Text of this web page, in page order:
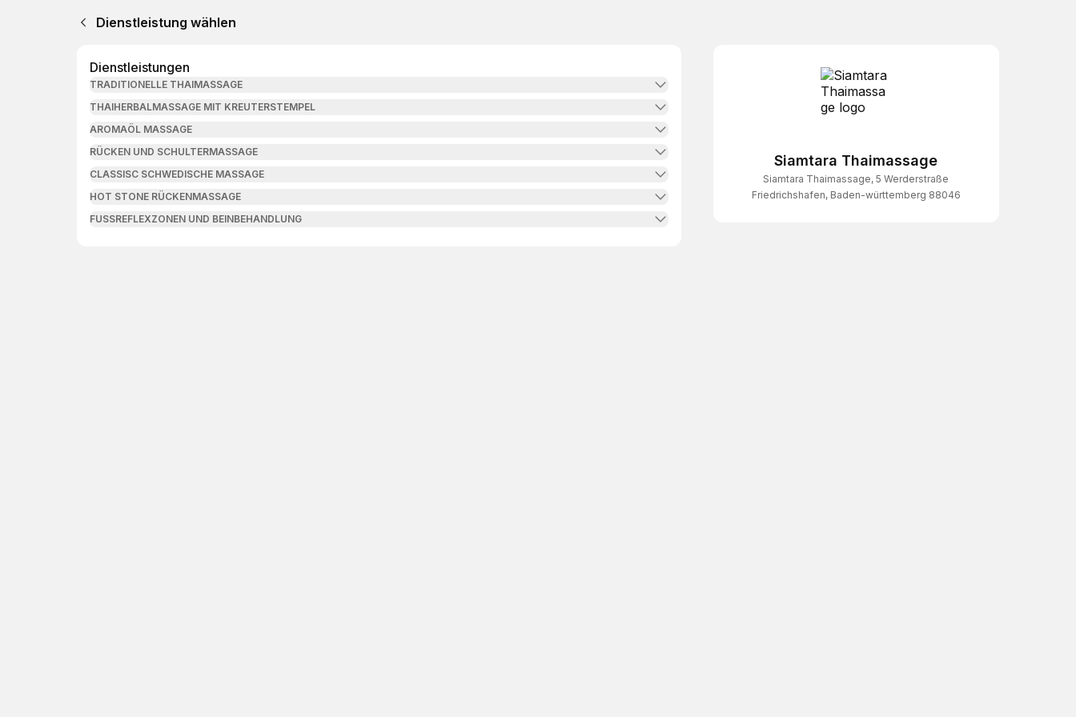
Dienstleistung wählen
Dienstleistungen
TRADITIONELLE THAIMASSAGE
THAIHERBALMASSAGE MIT KREUTERSTEMPEL
AROMAÖL MASSAGE
RÜCKEN UND SCHULTERMASSAGE
CLASSISC SCHWEDISCHE MASSAGE
HOT STONE RÜCKENMASSAGE
FUSSREFLEXZONEN UND BEINBEHANDLUNG
Siamtara Thaimassage
Siamtara Thaimassage, 5 Werderstraße
Friedrichshafen, Baden-württemberg 88046